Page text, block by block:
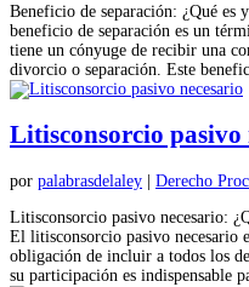
Beneficio de separación: ¿Qué
beneficio de separación es un
tiene un cónyuge de recibir una
divorcio o separación. Este
Litisconsorcio pasivo
por palabrasdelaley | Derecho
Litisconsorcio pasivo necesario:
El litisconsorcio pasivo necesario
obligación de incluir a todos los
su participación es indispensable